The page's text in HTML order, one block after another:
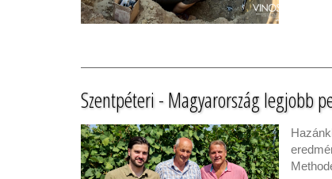
Szentpéteri - Magyarország legjobb